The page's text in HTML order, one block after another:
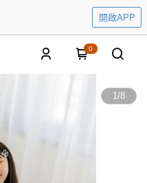
開啟APP
0
1/8